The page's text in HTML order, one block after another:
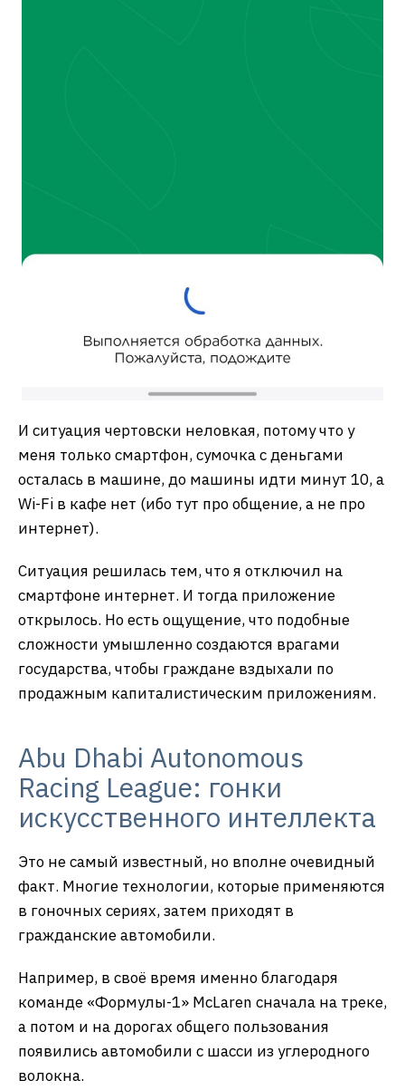
И ситуация чертовски неловкая, потому что у
меня только смартфон, сумочка с деньгами
осталась в машине, до машины идти минут 10, а
Wi-Fi в кафе нет (ибо тут про общение, а не про
интернет).
Ситуация решилась тем, что я отключил на
смартфоне интернет. И тогда приложение
открылось. Но есть ощущение, что подобные
сложности умышленно создаются врагами
государства, чтобы граждане вздыхали по
продажным капиталистическим приложениям.
Abu Dhabi Autonomous
Racing League: гонки
искусственного интеллекта
Это не самый известный, но вполне очевидный
факт. Многие технологии, которые применяются
в гоночных сериях, затем приходят в
гражданские автомобили.
Например, в своё время именно благодаря
команде «Формулы-1» McLaren сначала на треке,
а потом и на дорогах общего пользования
появились автомобили с шасси из углеродного
волокна.